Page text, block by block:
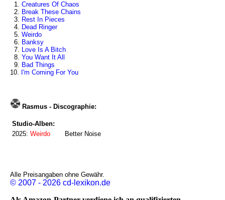
1. Creatures Of Chaos
2. Break These Chains
3. Rest In Pieces
4. Dead Ringer
5. Weirdo
6. Banksy
7. Love Is A Bitch
8. You Want It All
9. Bad Things
10. I'm Coming For You
Rasmus - Discographie:
Studio-Alben:
2025: Weirdo Better Noise
Alle Preisangaben ohne Gewähr.
© 2007 - 2026 cd-lexikon.de